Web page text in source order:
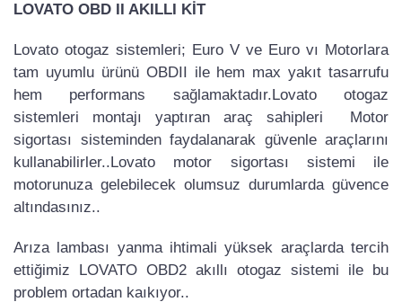
LOVATO OBD II AKILLI KİT
Lovato otogaz sistemleri; Euro V ve Euro vı Motorlara
tam uyumlu ürünü OBDII ile hem max yakıt tasarrufu
hem performans sağlamaktadır.Lovato otogaz
sistemleri montajı yaptıran araç sahipleri Motor
sigortası sisteminden faydalanarak güvenle araçlarını
kullanabilirler..Lovato motor sigortası sistemi ile
motorunuza gelebilecek olumsuz durumlarda güvence
altındasınız..
Arıza lambası yanma ihtimali yüksek araçlarda tercih
ettiğimiz LOVATO OBD2 akıllı otogaz sistemi ile bu
problem ortadan kaıkıyor..